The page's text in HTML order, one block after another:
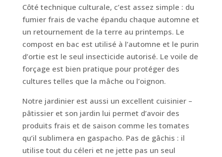
Côté technique culturale, c’est assez simple : du
fumier frais de vache épandu chaque automne et
un retournement de la terre au printemps. Le
compost en bac est utilisé à l’automne et le purin
d’ortie est le seul insecticide autorisé. Le voile de
forçage est bien pratique pour protéger des
cultures telles que la mâche ou l’oignon.
Notre jardinier est aussi un excellent cuisinier –
pâtissier et son jardin lui permet d’avoir des
produits frais et de saison comme les tomates
qu’il sublimera en gaspacho. Pas de gâchis : il
utilise tout du céleri et ne jette pas un seul